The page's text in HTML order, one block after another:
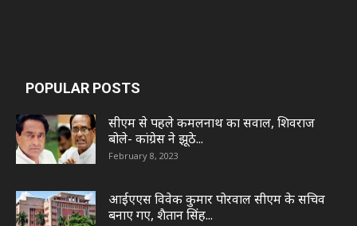
POPULAR POSTS
सीएम से पहले कमलनाथ का सवाल, शिवराज
बोले- कांग्रेस ने झूठे...
February 8, 2023
आईएएस विवेक कुमार पोरवाल सीएम के सचिव
बनाए गए, शैतान सिंह...